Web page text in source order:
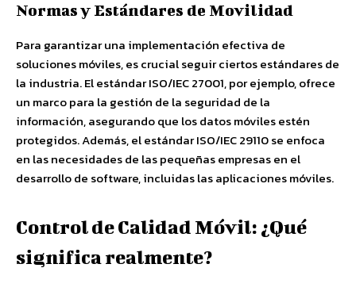
Normas y Estándares de Movilidad
Para garantizar una implementación efectiva de
soluciones móviles, es crucial seguir ciertos estándares de
la industria. El estándar ISO/IEC 27001, por ejemplo, ofrece
un marco para la gestión de la seguridad de la
información, asegurando que los datos móviles estén
protegidos. Además, el estándar ISO/IEC 29110 se enfoca
en las necesidades de las pequeñas empresas en el
desarrollo de software, incluidas las aplicaciones móviles.
Control de Calidad Móvil: ¿Qué
significa realmente?